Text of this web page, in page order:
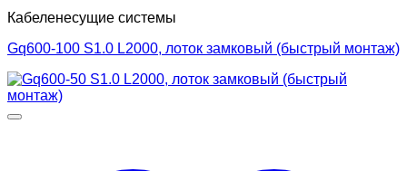
Кабеленесущие системы
Gq600-100 S1.0 L2000, лоток замковый (быстрый монтаж)